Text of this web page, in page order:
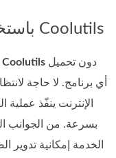
تحويل الصور إلى PNG باستخدام Coolutils
يمكنك استخدام محوّل الصور عبر الإنترنتCoolutils
أي برنامج. لا حاجة
الإنترنت ينفّذ عملية
الخدمة إمكانية تدوير